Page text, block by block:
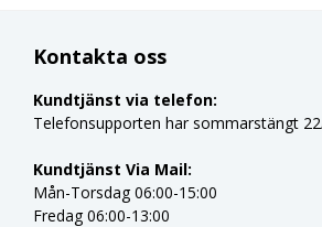
Kontakta oss
Kundtjänst via telefon:
Telefonsupporten har sommarstängt
Kundtjänst Via Mail:
Mån-Torsdag 06:00-15:00
Fredag 06:00-13:00